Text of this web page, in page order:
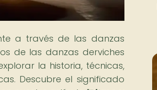
a través de las danzas
de las danzas derviches
la historia, técnicas,
Descubre el significado